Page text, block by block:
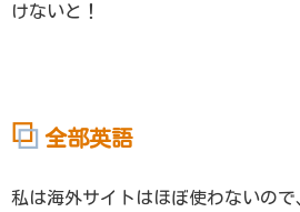
けないと！
全部英語
私は海外サイトはほぼ使わないの